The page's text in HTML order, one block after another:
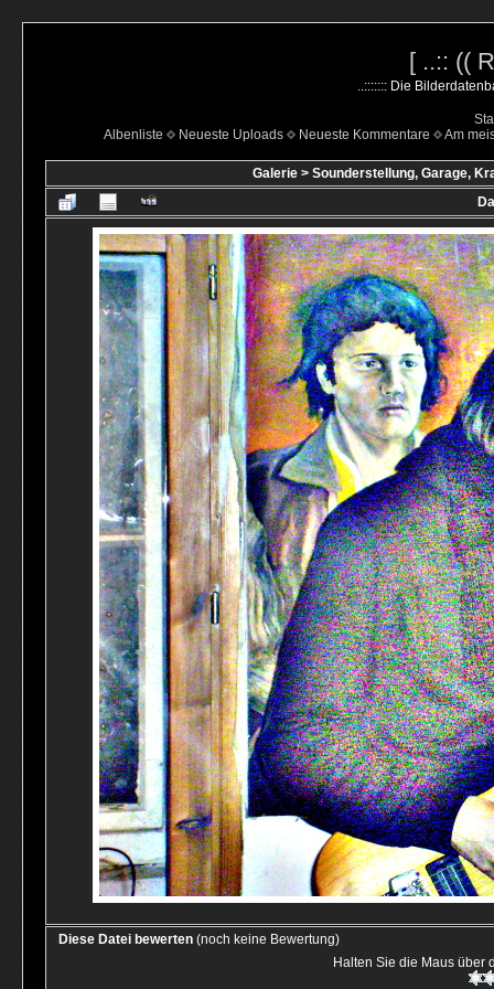
[ ..:: ((
..::::::: Die
Albenliste
Neueste Uploads Neueste Kommentare Am
Galerie> Sounderstellung, Garage,
Diese Datei bewerten (noch keine Bewertung)
Halten Sie die Maus über